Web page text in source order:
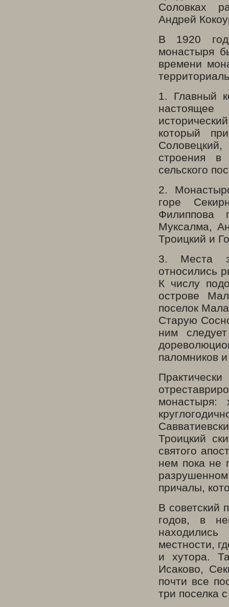
Соловках
Андрей
В 1920
монастыря
времени
1. Главный
настоящее
который
строения в
сельского
2.
горе
Филиппова
Муксалма,
Троицкий и
3. Места
относились
К числу
острове
поселок
Старую
ним
паломников и
Троицкий
святого
нем пока не
причалы,
В советский
годов, в
местности,
и хутора.
Исаково,
почти все
три поселка